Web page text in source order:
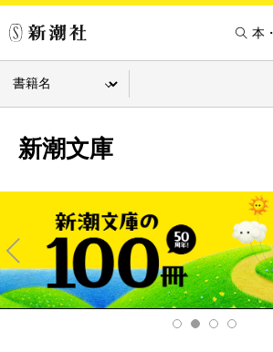
本
新潮文庫
Pre
v